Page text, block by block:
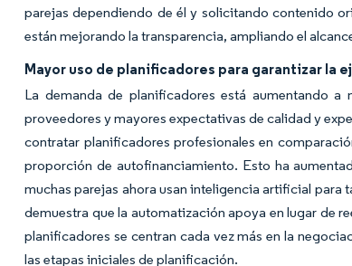
parejas dependiendo de él y solicitando contenido
están mejorando la transparencia, ampliando el
Mayor uso de planificadores para garantizar la
La demanda de planificadores está aumentando
proveedores y mayores expectativas de calidad y
contratar planificadores profesionales en
proporción de autofinanciamiento. Esto ha
muchas parejas ahora usan inteligencia artificial
demuestra que la automatización apoya en lugar de
planificadores se centran cada vez más en la
las etapas iniciales de planificación.